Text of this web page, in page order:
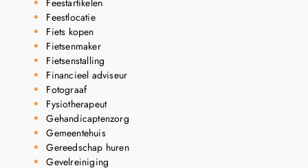
Feestlocatie
Fiets kopen
Fietsenmaker
Fietsenstalling
Financieel adviseur
Fotograaf
Fysiotherapeut
Gehandicaptenzorg
Gemeentehuis
Gereedschap huren
Gevelreiniging